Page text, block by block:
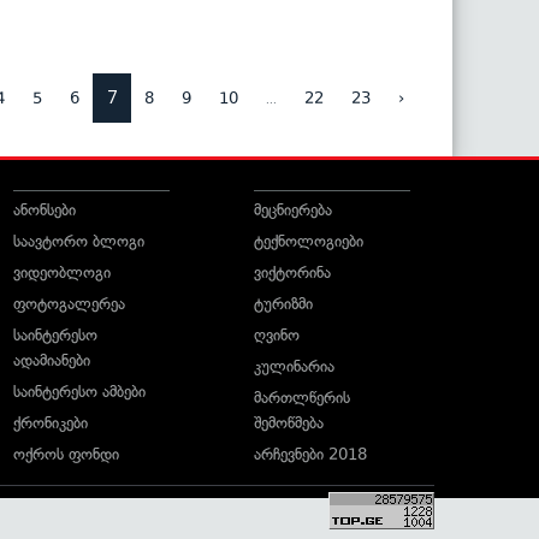
5 6 7 8 9 10 22 23 ›
ანონსები
საავტორო ბლოგი
ვიდეობლოგი
ფოტოგალერეა
საინტერესო
ადამიანები
საინტერესო ამბები
ქრონიკები
ოქროს ფონდი
მეცნიერება
ტექნოლოგიები
ვიქტორინა
ტურიზმი
ღვინო
კულინარია
მართლწერის
შემოწმება
არჩევნები 2018